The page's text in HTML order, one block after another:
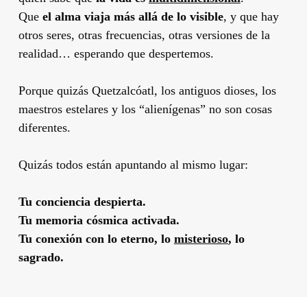
Que el alma viaja más allá de lo visible, y que hay
otros seres, otras frecuencias, otras versiones de la
realidad… esperando que despertemos.
Porque quizás Quetzalcóatl, los antiguos dioses, los
maestros estelares y los “alienígenas” no son cosas
diferentes.
Quizás todos están apuntando al mismo lugar:
Tu conciencia despierta.
Tu memoria cósmica activada.
Tu conexión con lo eterno, lo misterioso, lo
sagrado.